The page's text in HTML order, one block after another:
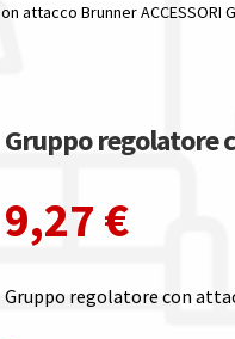
attacco Brunner ACCESSORI
Gruppo regolatore
9,27 €
Gruppo regolatore con